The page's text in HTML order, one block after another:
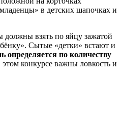
в детских шапочках и
должны взять по яйцу зажатой
Сытые «детки» встают и
определяется по количеству
конкурсе важны ловкость и